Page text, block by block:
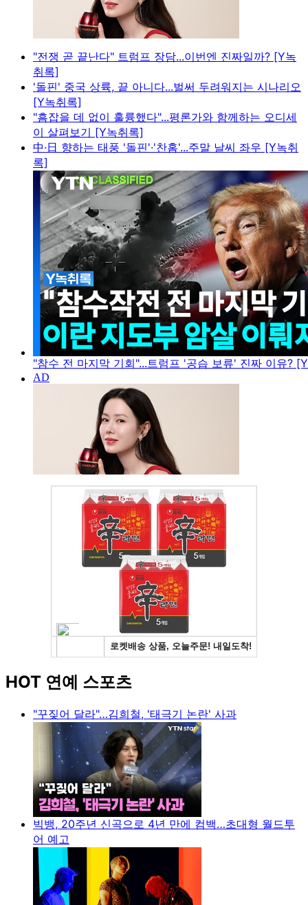
"전쟁 곧 끝난다" 트럼프 장담...이번엔 진짜일까? [Y녹
취록]
'돌핀' 중국 상륙, 끝 아니다...벌써 두려워지는 시나리오
[Y녹취록]
"흠잡을 데 없이 훌륭했다"...평론가와 함께하는 오디세
이 살펴보기 [Y녹취록]
中·日 향하는 태풍 '돌핀'·'찬홈'...주말 날씨 좌우 [Y녹취
록]
"참수 전 마지막 기회"...트럼프 '공습 보류' 진짜 이유?
HOT 연예 스포츠
"꾸짖어 달라"…김희철, '태극기 논란' 사과
빅뱅, 20주년 신곡으로 4년 만에 컴백…초대형 월드투
어 예고